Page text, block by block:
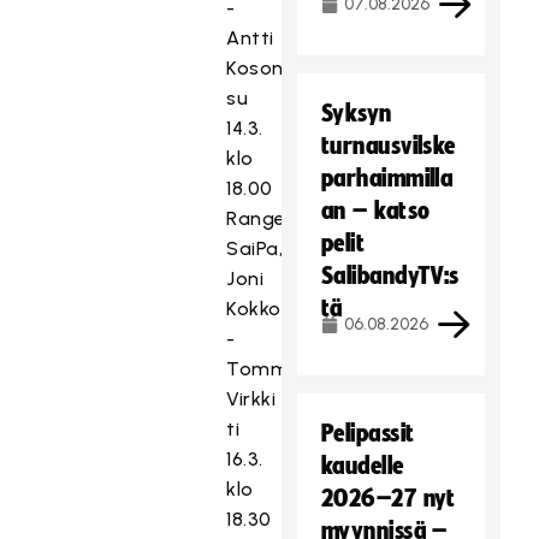
-
Antti
Kosonen
su
14.3.
klo
18.00
Rangers–
SaiPa,
Joni
Kokkonen
-
Tommi
Virkki
ti
16.3.
klo
18.30
07.08.2026
Syksyn
turnausvilske
parhaimmilla
an – katso
pelit
SalibandyTV:s
tä
06.08.2026
Pelipassit
kaudelle
2026–27 nyt
myynnissä –